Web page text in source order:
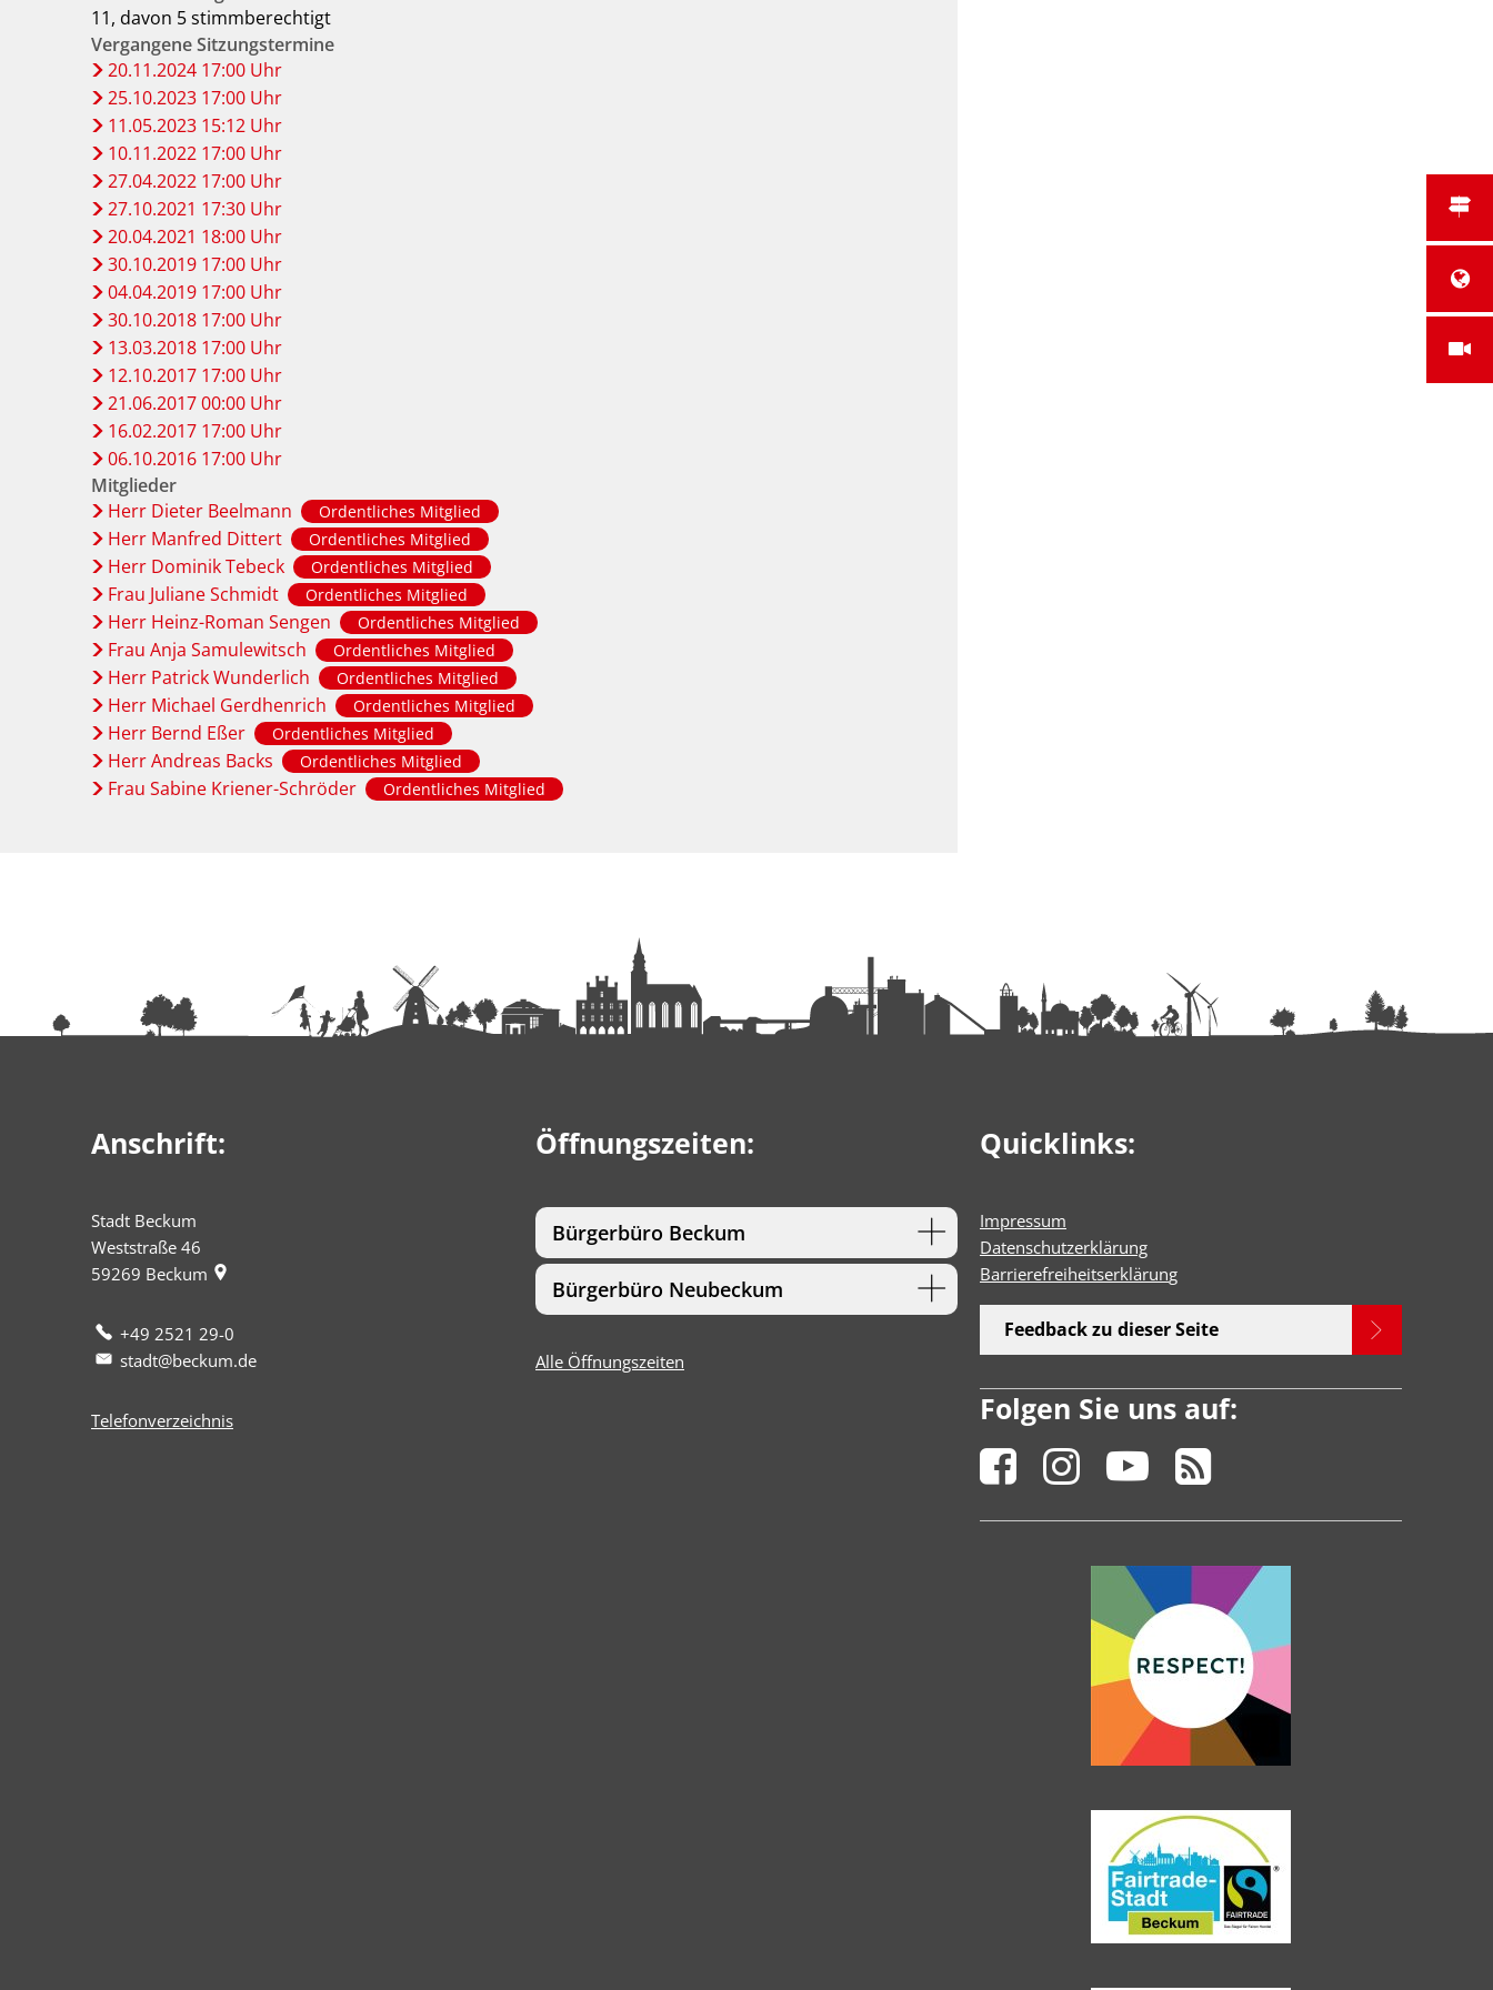
11, davon 5 stimmberechtigt
Vergangene Sitzungstermine
20.11.2024 17:00 Uhr
25.10.2023 17:00 Uhr
11.05.2023 15:12 Uhr
10.11.2022 17:00 Uhr
27.04.2022 17:00 Uhr
27.10.2021 17:30 Uhr
20.04.2021 18:00 Uhr
30.10.2019 17:00 Uhr
04.04.2019 17:00 Uhr
30.10.2018 17:00 Uhr
13.03.2018 17:00 Uhr
12.10.2017 17:00 Uhr
21.06.2017 00:00 Uhr
16.02.2017 17:00 Uhr
06.10.2016 17:00 Uhr
Mitglieder
Herr Dieter Beelmann
Ordentliches Mitglied
Herr Manfred Dittert Ordentliches Mitglied
Herr Dominik Tebeck Ordentliches Mitglied
Frau Juliane Schmidt Ordentliches Mitglied
Herr Heinz-Roman Sengen Ordentliches Mitglied
Frau Anja Samulewitsch Ordentliches Mitglied
Herr Patrick Wunderlich Ordentliches Mitglied
Herr Michael Gerdhenrich Ordentliches Mitglied
Herr Bernd Eßer Ordentliches Mitglied
Herr Andreas Backs Ordentliches Mitglied
Frau Sabine Kriener-Schröder Ordentliches Mitglied
Anschrift:
Stadt Beckum
Weststraße 46
59269 Beckum
+49 2521 29-0
stadt@beckum.de
Telefonverzeichnis
Öffnungszeiten:
Bürgerbüro Beckum
Bürgerbüro Neubeckum
Alle Öffnungszeiten
Quicklinks:
Impressum
Datenschutzerklärung
Barrierefreiheitserklärung
Feedback zu dieser Seite
Folgen Sie uns auf: